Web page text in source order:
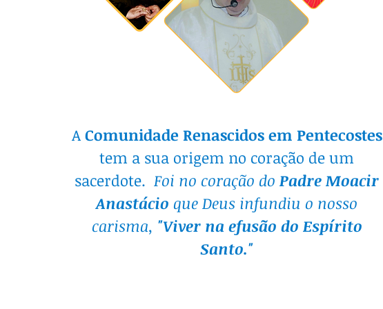
A Comunidade Renascidos em Pentecostes
tem a sua origem no coração de um
sacerdote. Foi no coração do Padre Moacir
Anastácio que Deus infundiu o nosso
carisma, "Viver na efusão do Espírito
Santo."